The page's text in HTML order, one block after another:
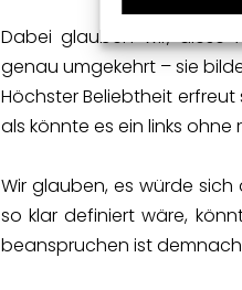
Dabei glauben wir, diese
genau umgekehrt – sie
Höchster Beliebtheit erfreut
als könnte es ein links
Wir glauben, es würde
so klar definiert wäre,
beanspruchen ist